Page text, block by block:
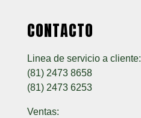
CONTACTO
Linea de servicio a cliente:
(81) 2473 8658
(81) 2473 6253
Ventas: